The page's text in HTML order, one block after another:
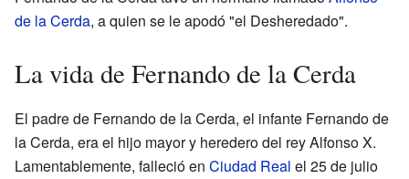
de la Cerda, a quien se le apodó "el Desheredado".
La vida de Fernando de la Cerda
El padre de Fernando de la Cerda, el infante Fernando de
la Cerda, era el hijo mayor y heredero del rey Alfonso X.
Lamentablemente, falleció en Ciudad Real el 25 de julio